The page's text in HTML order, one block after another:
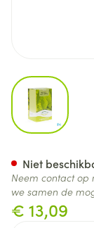
View
€ 13,09
Niet
Neem contact op
we samen de